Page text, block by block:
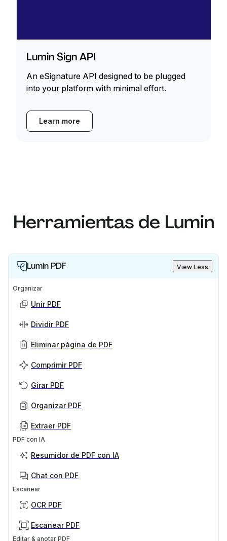
Lumin Sign API
An eSignature API designed to be plugged
into your platform with minimal effort.
Learn more
Herramientas de Lumin
Lumin PDF View Less
Organizar
Unir PDF
Dividir PDF
Eliminar página de PDF
Comprimir PDF
Girar PDF
Organizar PDF
Extraer PDF
PDF con IA
Resumidor de PDF con IA
Chat con PDF
Escanear
OCR PDF
Escanear PDF
Editar & anotar PDF